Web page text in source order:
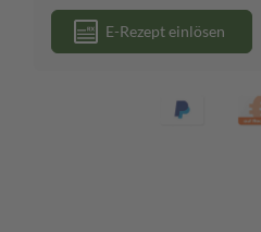
E-Rezept einlösen